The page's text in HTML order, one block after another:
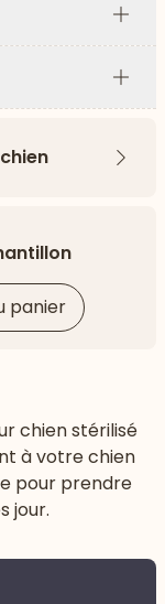
Plus
Plus
panier
chien stérilisé
à votre chien
pour prendre
jour.